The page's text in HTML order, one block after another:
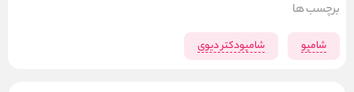
برچسب ها
شامپو شامپودکتر دیوی